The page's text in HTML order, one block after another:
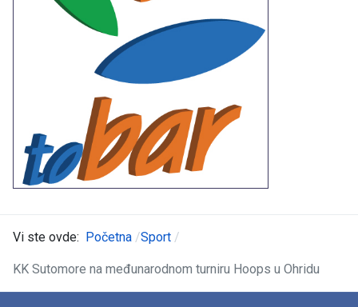
Vi ste ovde: Početna Sport
KK Sutomore na međunarodnom turniru Hoops u Ohridu